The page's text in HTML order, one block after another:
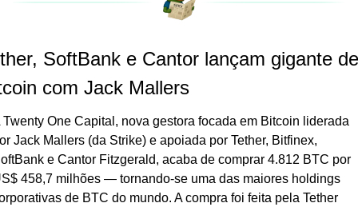
SoftBank e Cantor lançam gigante de
com Jack Mallers
Twenty One Capital, nova gestora focada em Bitcoin liderada
Jack Mallers (da Strike) e apoiada por Tether, Bitfinex,
e Cantor Fitzgerald, acaba de comprar 4.812 BTC por
458,7 milhões — tornando-se uma das maiores holdings
de BTC do mundo. A compra foi feita pela Tether